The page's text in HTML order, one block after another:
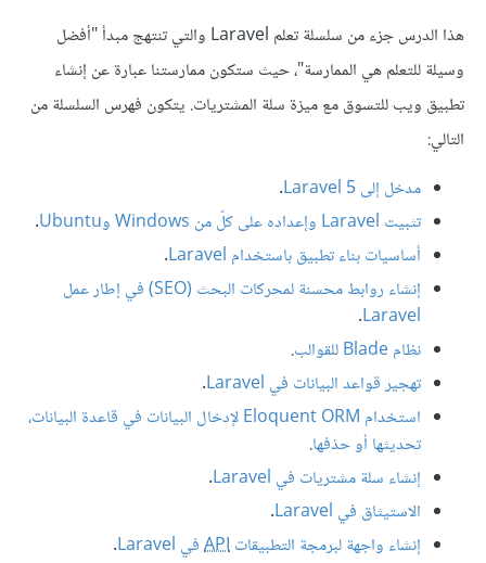
هذا الدرس جزء من سلسلة تعلم Laravel والتي تنتهج مبدأ "أفضل
وسيلة للتعلم هي الممارسة"، حيث ستكون ممارستنا عبارة عن إنشاء
تطبيق ويب للتسوق مع ميزة سلة المشتريات. يتكون فهرس السلسلة من
التالي:
مدخل إلى Laravel 5
.
تثبيت Laravel وإعداده على كلّ من Windows وUbuntu
.
أساسيات بناء تطبيق باستخدام Laravel
.
إنشاء روابط محسنة لمحركات البحث (SEO) في إطار عمل
Laravel
.
نظام Blade للقوالب
.
تهجير قواعد البيانات في Laravel
.
استخدام Eloquent ORM لإدخال البيانات في قاعدة البيانات،
تحديثها أو حذفها.
إنشاء سلة مشتريات في Laravel
.
الاستيثاق في Laravel
.
إنشاء واجهة لبرمجة التطبيقاتAPIفي Laravel
.